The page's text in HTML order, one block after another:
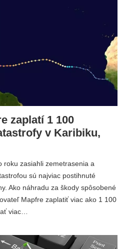
zaplatí 1 100
v Karibiku,
roku zasiahli zemetrasenia a
sú najviac postihnuté
Ako náhradu za škody spôsobené
Mapfre zaplatiť viac ako 1 100
viac…